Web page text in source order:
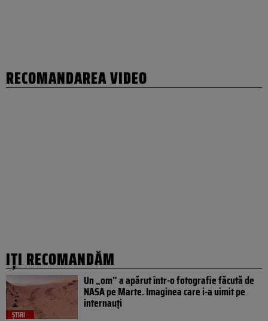
RECOMANDAREA VIDEO
IȚI RECOMANDĂM
ȘTIRI
Un „om” a apărut într-o fotografie făcută de
NASA pe Marte. Imaginea care i-a uimit pe
internauți